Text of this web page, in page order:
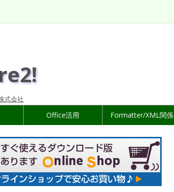
式会社
Office活用 Formatter/XML関係